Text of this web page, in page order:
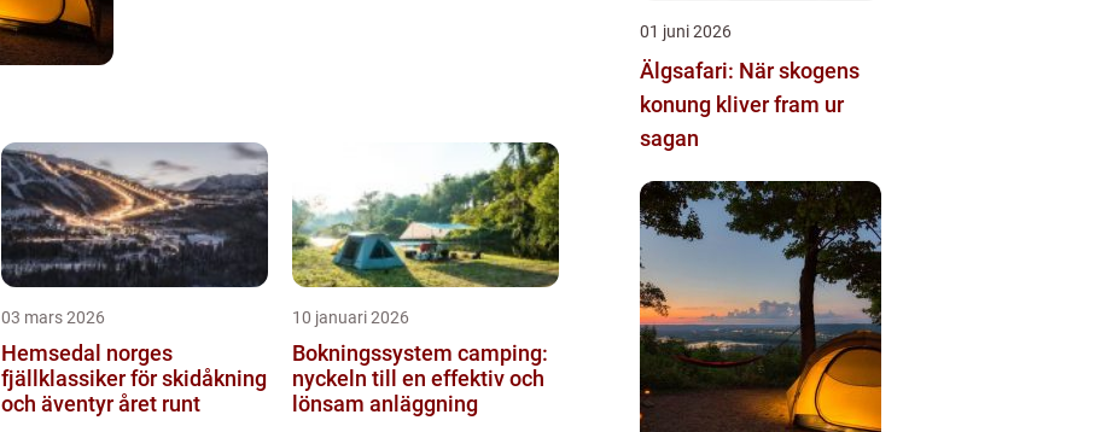
03 mars 2026
Hemsedal norges
fjällklassiker för skidåkning
och äventyr året runt
10 januari 2026
Bokningssystem camping:
nyckeln till en effektiv och
lönsam anläggning
01 juni 2026
Älgsafari: När skogens
konung kliver fram ur
sagan